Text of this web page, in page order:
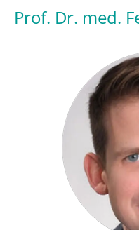
Prof. Dr. med.